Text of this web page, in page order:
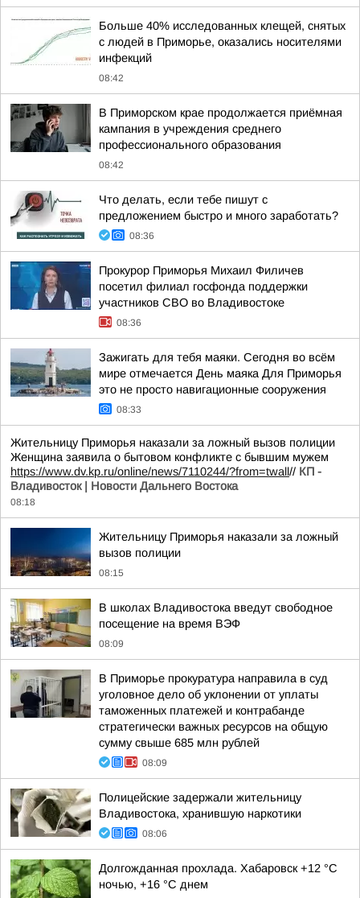
Больше 40% исследованных клещей, снятых
с людей в Приморье, оказались носителями
инфекций
08:42
В Приморском крае продолжается приёмная
кампания в учреждения среднего
профессионального образования
08:42
Что делать, если тебе пишут с
предложением быстро и много заработать?
08:36
Прокурор Приморья Михаил Филичев
посетил филиал госфонда поддержки
участников СВО во Владивостоке
08:36
Зажигать для тебя маяки. Сегодня во всём
мире отмечается День маяка Для Приморья
это не просто навигационные сооружения
08:33
Жительницу Приморья наказали за ложный вызов полиции
Женщина заявила о бытовом конфликте с бывшим мужем
https://www.dv.kp.ru/online/news/7110244/?from=twall// КП -
Владивосток | Новости Дальнего Востока
08:18
Жительницу Приморья наказали за ложный
вызов полиции
08:15
В школах Владивостока введут свободное
посещение на время ВЭФ
08:09
В Приморье прокуратура направила в суд
уголовное дело об уклонении от уплаты
таможенных платежей и контрабанде
стратегически важных ресурсов на общую
сумму свыше 685 млн рублей
08:09
Полицейские задержали жительницу
Владивостока, хранившую наркотики
08:06
Долгожданная прохлада. Хабаровск +12 °C
ночью, +16 °C днем